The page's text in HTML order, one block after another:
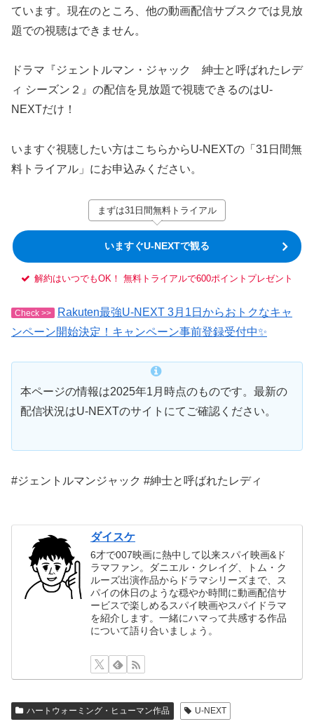
ています。現在のところ、他の動画配信サブスクでは見放
題での視聴はできません。
ドラマ『ジェントルマン・ジャック 紳士と呼ばれたレデ
ィ シーズン２』の配信を見放題で視聴できるのはU-
NEXTだけ！
いますぐ視聴したい方はこちらからU-NEXTの「31日間無
料トライアル」にお申込みください。
まずは31日間無料トライアル
いますぐU-NEXTで観る
解約はいつでもOK！ 無料トライアルで600ポイントプレゼント
Check >>
Rakuten最強U-NEXT 3月1日からおトクなキャ
ンペーン開始決定！キャンペーン事前登録受付中✨
本ページの情報は2025年1月時点のものです。最新の
配信状況はU-NEXTのサイトにてご確認ください。
#ジェントルマンジャック #紳士と呼ばれたレディ
ダイスケ
6才で007映画に熱中して以来スパイ映画&ド
ラマファン。ダニエル・クレイグ、トム・ク
ルーズ出演作品からドラマシリーズまで、ス
パイの休日のような穏やか時間に動画配信サ
ービスで楽しめるスパイ映画やスパイドラマ
を紹介します。一緒にハマって共感する作品
について語り合いましょう。
ハートウォーミング・ヒューマン作品 U-NEXT